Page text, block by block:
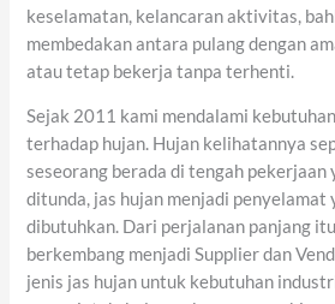
keselamatan, kelancaran aktivitas,
membedakan antara pulang dengan
atau tetap bekerja tanpa terhenti.
Sejak 2011 kami mendalami
terhadap hujan. Hujan kelihatannya
seseorang berada di tengah pekerjaan
ditunda, jas hujan menjadi penyelamat
dibutuhkan. Dari perjalanan panjang
berkembang menjadi Supplier dan
jenis jas hujan untuk kebutuhan